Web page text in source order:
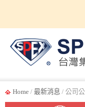
Home / 最新消息 / 公司